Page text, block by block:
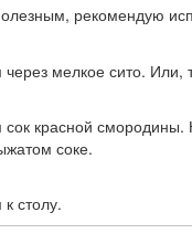
рекомендую
мелкое сито. Или,
красной
соке.
столу.